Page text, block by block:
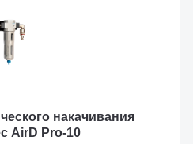
накачивания
AirD Pro-10